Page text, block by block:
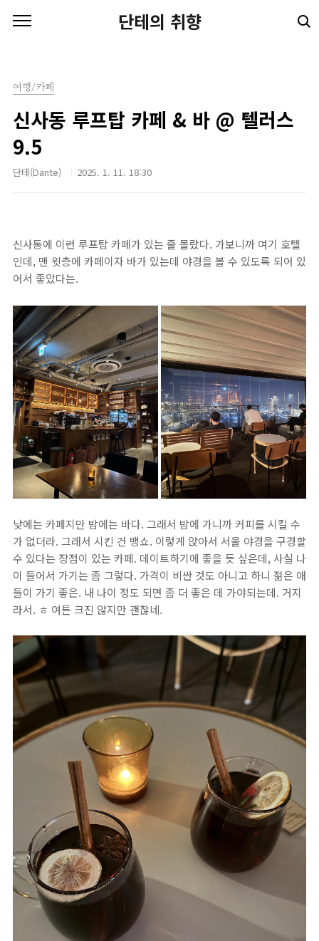
단테의 취향
여행/카페
신사동 루프탑 카페 & 바 @ 텔러스
9.5
단테(Dante) 2025. 1. 11. 18:30
신사동에 이런 루프탑 카페가 있는 줄 몰랐다. 가보니까 여기 호텔
인데, 맨 윗층에 카페이자 바가 있는데 야경을 볼 수 있도록 되어 있
어서 좋았다는.
낮에는 카페지만 밤에는 바다. 그래서 밤에 가니까 커피를 시킬 수
가 없더라. 그래서 시킨 건 뱅쇼. 이렇게 앉아서 서울 야경을 구경할
수 있다는 장점이 있는 카페. 데이트하기에 좋을 듯 싶은데, 사실 나
이 들어서 가기는 좀 그렇다. 가격이 비싼 것도 아니고 하니 젊은 애
들이 가기 좋은. 내 나이 정도 되면 좀 더 좋은 데 가야되는데. 거지
라서. ㅎ 여튼 크진 않지만 괜찮네.